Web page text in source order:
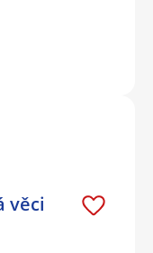
věci